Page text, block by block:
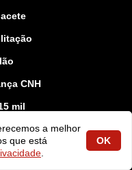
CNH
mil
a melhor
que está
OK